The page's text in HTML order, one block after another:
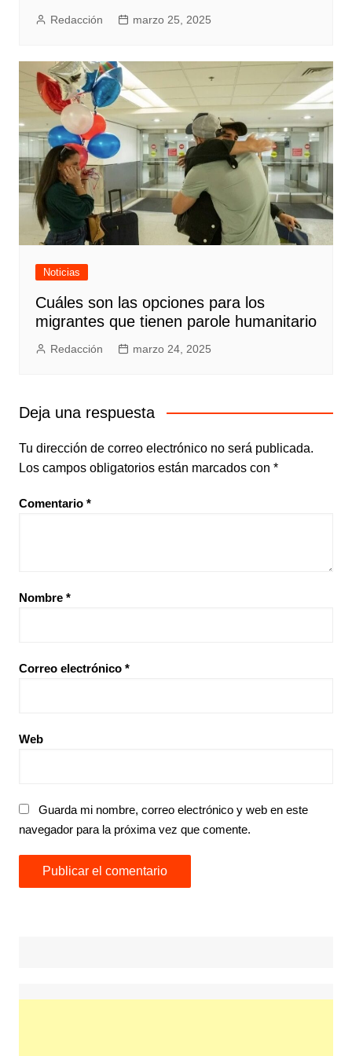
Redacción marzo 25, 2025
Noticias
Cuáles son las opciones para los
migrantes que tienen parole humanitario
Redacción marzo 24, 2025
Deja una respuesta
Tu dirección de correo electrónico no será publicada.
Los campos obligatorios están marcados con *
Comentario *
Nombre *
Correo electrónico *
Web
Guarda mi nombre, correo electrónico y web en este
navegador para la próxima vez que comente.